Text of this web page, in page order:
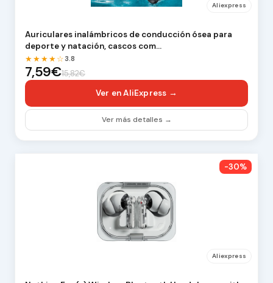
Aliexpress
Auriculares inalámbricos de conducción ósea para
deporte y natación, cascos com…
★★★★☆3.8
7,59€15,82€
Ver en AliExpress →
Ver más detalles →
-30%
Aliexpress